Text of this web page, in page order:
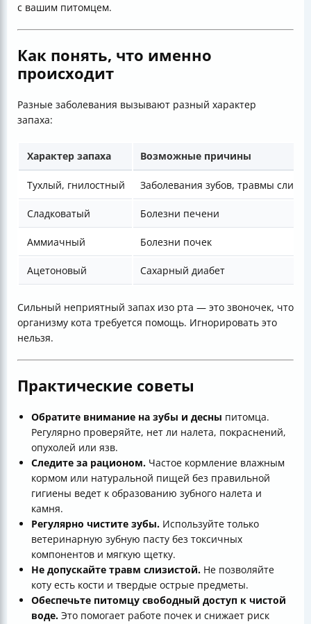
с вашим питомцем.
Как понять, что именно
происходит
Разные заболевания вызывают разный характер
запаха:
Характер запаха Возможные причины
Тухлый, гнилостный Заболевания зубов, травмы
Сладковатый Болезни печени
Аммиачный Болезни почек
Ацетоновый Сахарный диабет
Сильный неприятный запах изо рта — это звоночек, что
организму кота требуется помощь. Игнорировать это
нельзя.
Практические советы
Обратите внимание на зубы и десны питомца.
Регулярно проверяйте, нет ли налета, покраснений,
опухолей или язв.
Следите за рационом. Частое кормление влажным
кормом или натуральной пищей без правильной
гигиены ведет к образованию зубного налета и
камня.
Регулярно чистите зубы. Используйте только
ветеринарную зубную пасту без токсичных
компонентов и мягкую щетку.
Не допускайте травм слизистой. Не позволяйте
коту есть кости и твердые острые предметы.
Обеспечьте питомцу свободный доступ к чистой
воде. Это помогает работе почек и снижает риск